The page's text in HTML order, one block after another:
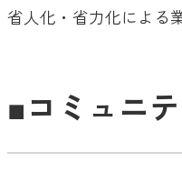
省人化・省力化による
■コミュニ